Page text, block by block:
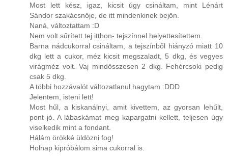
Most lett kész, igaz, kicsit úgy csináltam, mint Lénárt
Sándor szakácsnője, de itt mindenkinek bejön.
Naná, változtattam :D
Nem volt sűrített tej itthon- tejszínnel helyettesítettem.
Barna nádcukorral csináltam, a tejszínből hiányzó miatt 10
dkg lett a cukor, méz kicsit megszaladt, 5 dkg, és vegyes
virágméz volt. Vaj mindösszesen 2 dkg. Fehércsoki pedig
csak 5 dkg.
A többi hozzávalót változatlanul hagytam :DDD
Jelentem, isteni lett!
Most hűl, a kiskanálnyi, amit kivettem, az gyorsan lehűlt,
pont jó. A lábaskámat meg kapargatni kellett, teljesen úgy
viselkedik mint a fondant.
Hálám örökké üldözni fog!
Holnap kipróbálom sima cukorral is.